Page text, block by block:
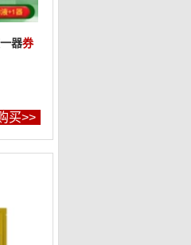
器券
买>>